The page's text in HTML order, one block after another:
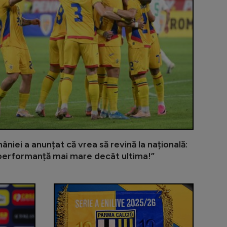
a anunțat că vrea să revină la națională:
mai mare decât ultima!”
văzut drept viitor titular al naționalei: ”Poate fi o
Edi Iordănescu îl avertizează pe Gică Hagi: ”E cea
Fotbalistul